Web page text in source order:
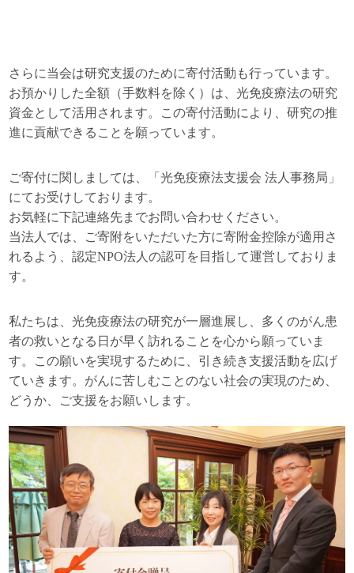
さらに当会は研究支援のために寄付活動も行っています。
お預かりした全額（手数料を除く）は、光免疫療法の研究
資金として活用されます。この寄付活動により、研究の推
進に貢献できることを願っています。
ご寄付に関しましては、「光免疫療法支援会 法人事務局」
にてお受けしております。
お気軽に下記連絡先までお問い合わせください。
当法人では、ご寄附をいただいた方に寄附金控除が適用さ
れるよう、認定NPO法人の認可を目指して運営しておりま
す。
私たちは、光免疫療法の研究が一層進展し、多くのがん患
者の救いとなる日が早く訪れることを心から願っていま
す。この願いを実現するために、引き続き支援活動を広げ
ていきます。がんに苦しむことのない社会の実現のため、
どうか、ご支援をお願いします。